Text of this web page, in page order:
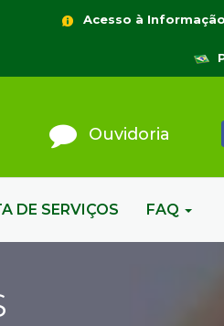
Acesso à Informação
Ouvidoria
DE SERVIÇOS FAQ